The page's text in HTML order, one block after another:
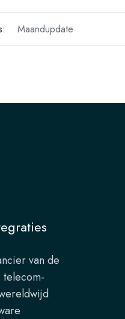
Maandupdate
van de
telecom-